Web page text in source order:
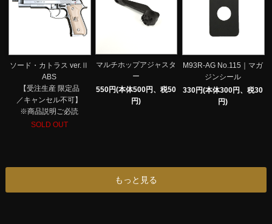
ソード・カトラス ver.Ⅱ
ABS
【受注生産 限定品
／キャンセル不可】
※商品説明ご必読
SOLD OUT
マルチホップアジャスタ
ー
550円(本体500円、税50
円)
M93R-AG No.115｜マガ
ジンシール
330円(本体300円、税30
円)
もっと見る